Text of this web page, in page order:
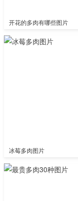
开花的多肉有哪些图片
冰莓多肉图片